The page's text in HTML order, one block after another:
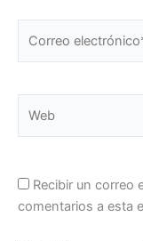
Recibir un correo
comentarios a esta